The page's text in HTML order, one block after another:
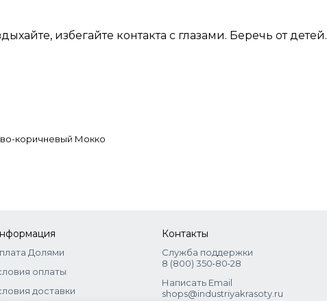
избегайте контакта с глазами. Беречь от детей.
коричневый Мокко
Долями
оплаты
доставки
Контакты
Служба поддержки
8 (800) 350‑80‑28
Написать Email
shops@industriyakrasoty.ru